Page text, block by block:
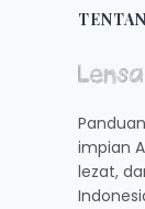
impian
lezat,